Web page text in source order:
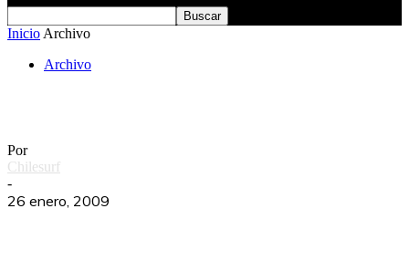
Inicio Archivo
Archivo
Por
Chilesurf
-
26 enero, 2009